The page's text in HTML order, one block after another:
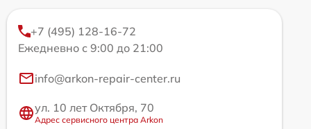
+7 (495) 128-16-72
Ежедневно с 9:00 до 21:00
info@arkon-repair-center.ru
ул. 10 лет Октября, 70
Адрес сервисного центра Arkon